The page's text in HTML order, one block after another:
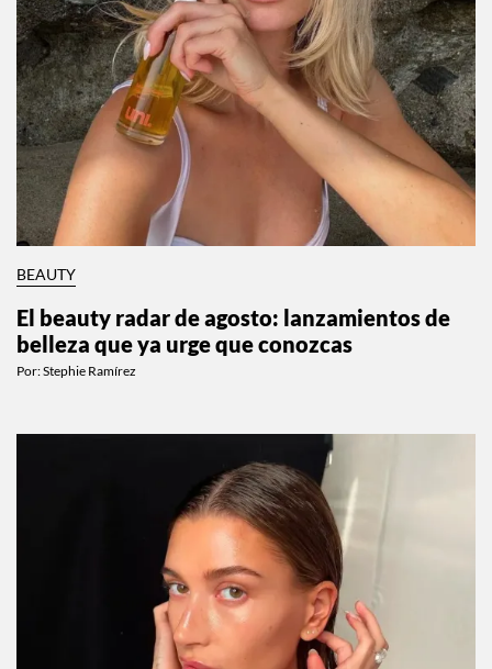
BEAUTY
El beauty radar de agosto: lanzamientos de
belleza que ya urge que conozcas
Por:Stephie Ramírez